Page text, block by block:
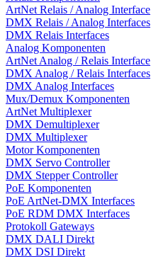
ArtNet Relais / Analog Interface
DMX Relais / Analog Interfaces
DMX Relais Interfaces
Analog Komponenten
ArtNet Analog / Relais Interface
DMX Analog / Relais Interfaces
DMX Analog Interfaces
Mux/Demux Komponenten
ArtNet Multiplexer
DMX Demultiplexer
DMX Multiplexer
Motor Komponenten
DMX Servo Controller
DMX Stepper Controller
PoE Komponenten
PoE ArtNet-DMX Interfaces
PoE RDM DMX Interfaces
Protokoll Gateways
DMX DALI Direkt
DMX DSI Direkt